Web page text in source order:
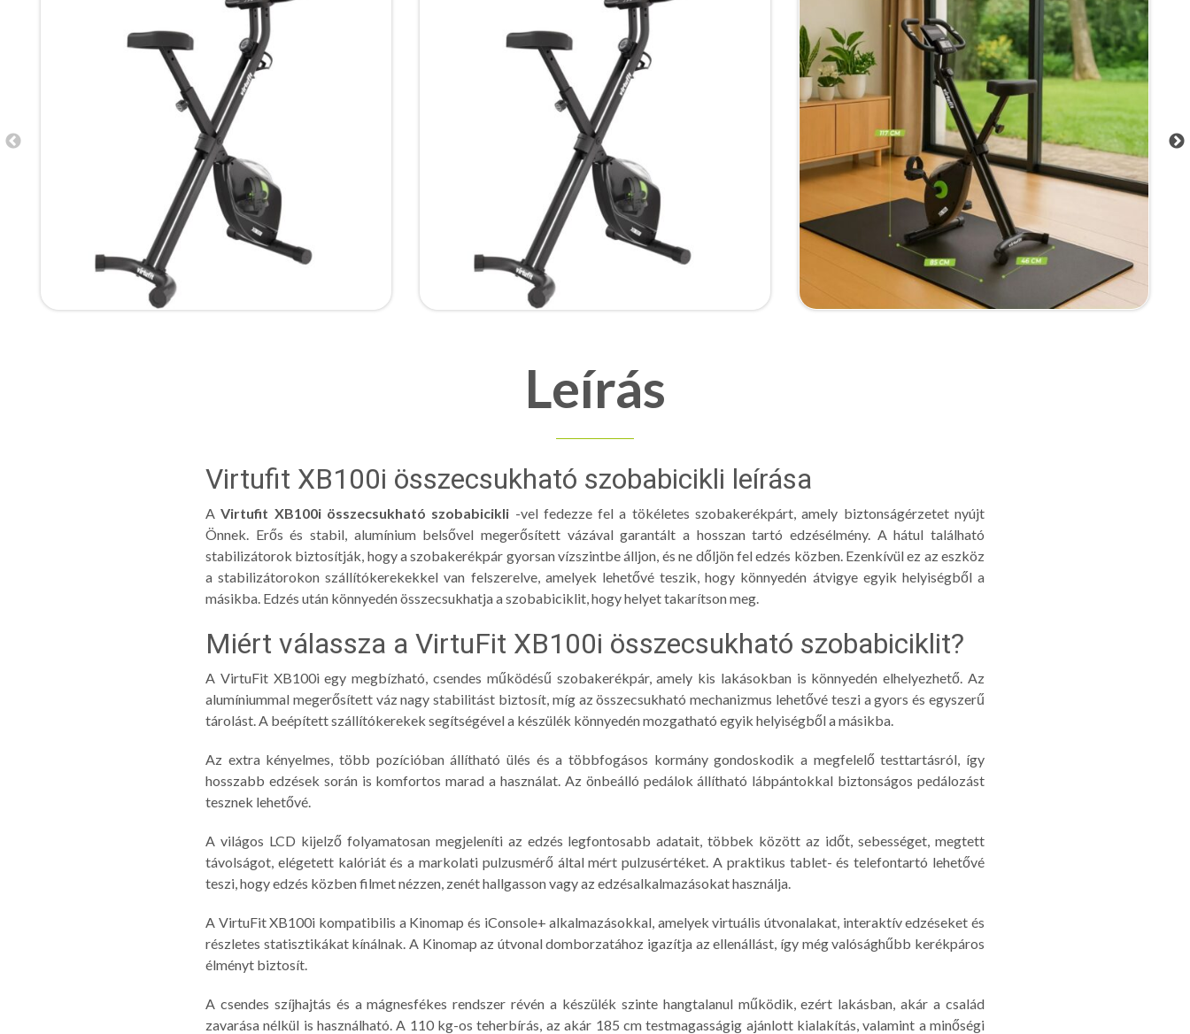
Leírás
Virtufit XB100i összecsukható szobabicikli leírása
AVirtufit XB100i összecsukható szobabicikli -vel fedezze fel a tökéletes szobakerékpárt, amely biztonságérzetet nyújt
Önnek. Erős és stabil, alumínium belsővel megerősített vázával garantált a hosszan tartó edzésélmény. A hátul található
stabilizátorok biztosítják, hogy a szobakerékpár gyorsan vízszintbe álljon, és ne dőljön fel edzés közben. Ezenkívül ez az eszköz
a stabilizátorokon szállítókerekekkel van felszerelve, amelyek lehetővé teszik, hogy könnyedén átvigye egyik helyiségből a
másikba. Edzés után könnyedén összecsukhatja a szobabiciklit, hogy helyet takarítson meg.
Miért válassza a VirtuFit XB100i összecsukható szobabiciklit?
A VirtuFit XB100i egy megbízható, csendes működésű szobakerékpár, amely kis lakásokban is könnyedén elhelyezhető. Az
alumíniummal megerősített váz nagy stabilitást biztosít, míg az összecsukható mechanizmus lehetővé teszi a gyors és egyszerű
tárolást. A beépített szállítókerekek segítségével a készülék könnyedén mozgatható egyik helyiségből a másikba.
Az extra kényelmes, több pozícióban állítható ülés és a többfogásos kormány gondoskodik a megfelelő testtartásról, így
hosszabb edzések során is komfortos marad a használat. Az önbeálló pedálok állítható lábpántokkal biztonságos pedálozást
tesznek lehetővé.
A világos LCD kijelző folyamatosan megjeleníti az edzés legfontosabb adatait, többek között az időt, sebességet, megtett
távolságot, elégetett kalóriát és a markolati pulzusmérő által mért pulzusértéket. A praktikus tablet- és telefontartó lehetővé
teszi, hogy edzés közben filmet nézzen, zenét hallgasson vagy az edzésalkalmazásokat használja.
A VirtuFit XB100i kompatibilis a Kinomap és iConsole+ alkalmazásokkal, amelyek virtuális útvonalakat, interaktív edzéseket és
részletes statisztikákat kínálnak. A Kinomap az útvonal domborzatához igazítja az ellenállást, így még valósághűbb kerékpáros
élményt biztosít.
A csendes szíjhajtás és a mágnesfékes rendszer révén a készülék szinte hangtalanul működik, ezért lakásban, akár a család
zavarása nélkül is használható. A 110 kg-os teherbírás, az akár 185 cm testmagasságig ajánlott kialakítás, valamint a minőségi